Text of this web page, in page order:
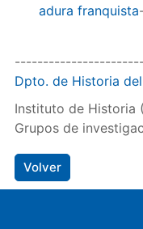
adura franquista
Dpto. de Historia
Instituto de Historia
Grupos de
Volver